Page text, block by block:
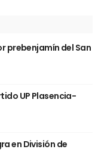
prebenjamín del San
UP Plasencia-
en División de